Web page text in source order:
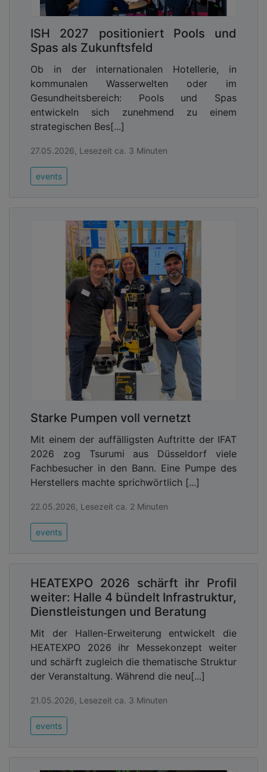
ISH 2027 positioniert Pools und
Spas als Zukunftsfeld
Ob in der internationalen Hotellerie, in
kommunalen Wasserwelten oder im
Gesundheitsbereich: Pools und Spas
entwickeln sich zunehmend zu einem
strategischen Bes[...]
27.05.2026, Lesezeit ca. 3 Minuten
events
Starke Pumpen voll vernetzt
Mit einem der auffälligsten Auftritte der IFAT
2026 zog Tsurumi aus Düsseldorf viele
Fachbesucher in den Bann. Eine Pumpe des
Herstellers machte sprichwörtlich [...]
22.05.2026, Lesezeit ca. 2 Minuten
events
HEATEXPO 2026 schärft ihr Profil
weiter: Halle 4 bündelt Infrastruktur,
Dienstleistungen und Beratung
Mit der Hallen-Erweiterung entwickelt die
HEATEXPO 2026 ihr Messekonzept weiter
und schärft zugleich die thematische Struktur
der Veranstaltung. Während die neu[...]
21.05.2026, Lesezeit ca. 3 Minuten
events